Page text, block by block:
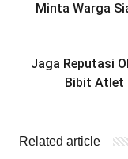
Minta Warga
Jaga Reputasi
Bibit Atlet
Related article